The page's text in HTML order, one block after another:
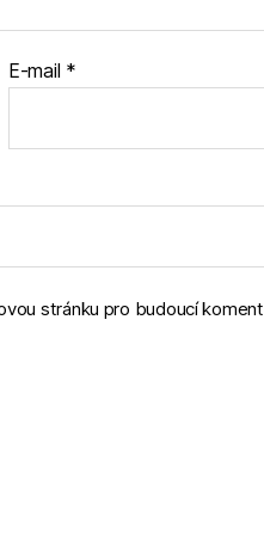
E-mail *
stránku pro budoucí